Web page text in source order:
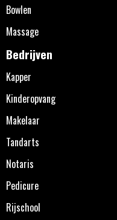
Bowlen
Massage
Bedrijven
Kapper
Kinderopvang
Makelaar
Tandarts
Notaris
Pedicure
Rijschool